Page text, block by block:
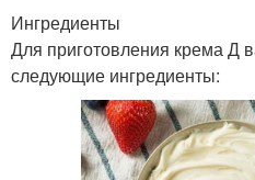
Ингредиенты
Для приготовления крема Д
следующие ингредиенты: